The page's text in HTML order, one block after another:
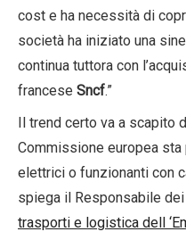
cost e ha necessità di
società ha iniziato una
continua tuttora con
francese Sncf.”
Il trend certo va a scapito
Commissione europea
elettrici o funzionanti con
spiega il Responsabile
trasporti e logistica dell